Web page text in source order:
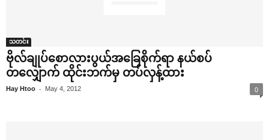
သတင်း
ဗိုလ်ချုပ်‌စောလားပွယ်အ‌ခြေစိုက်ရာ နယ်စပ်
တ‌လျှောက် ထိုင်းဘက်မှ တပ်လှန့်ထား
Hay Htoo - May 4, 2012 0